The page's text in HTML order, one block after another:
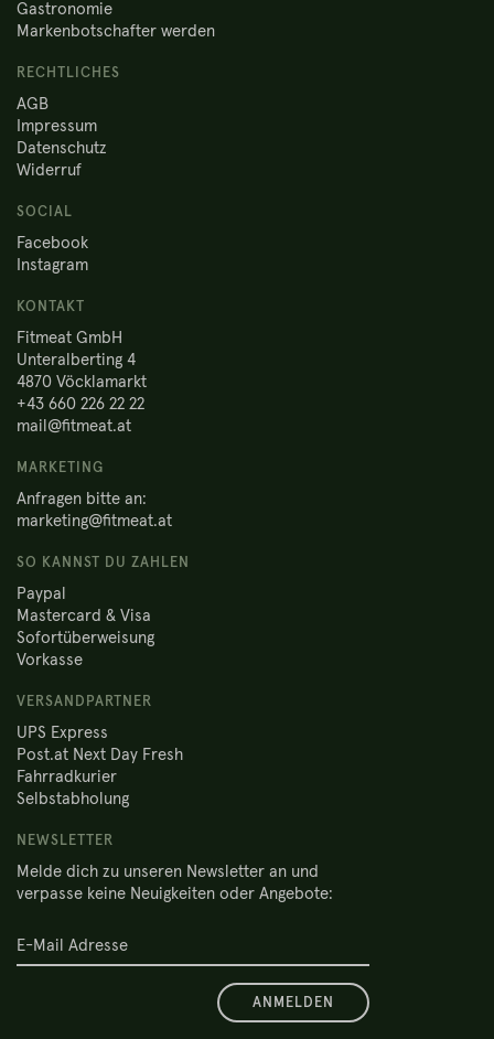
Gastronomie
Markenbotschafter werden
RECHTLICHES
AGB
Impressum
Datenschutz
Widerruf
SOCIAL
Facebook
Instagram
KONTAKT
Fitmeat GmbH
Unteralberting 4
4870 Vöcklamarkt
+43 660 226 22 22
mail@fitmeat.at
MARKETING
Anfragen bitte an:
marketing@fitmeat.at
SO KANNST DU ZAHLEN
Paypal
Mastercard & Visa
Sofortüberweisung
Vorkasse
VERSANDPARTNER
UPS Express
Post.at Next Day Fresh
Fahrradkurier
Selbstabholung
NEWSLETTER
Melde dich zu unseren Newsletter an und
verpasse keine Neuigkeiten oder Angebote:
ANMELDEN